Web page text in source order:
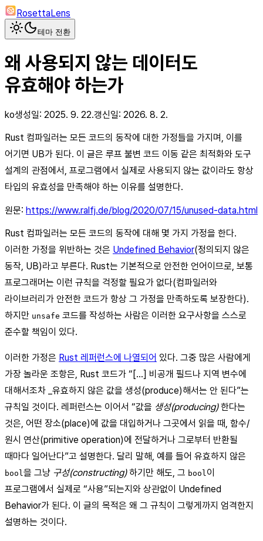
RosettaLens
테마 전환
왜 사용되지 않는 데이터도
유효해야 하는가
ko생성일: 2025. 9. 22.갱신일: 2026. 8. 2.
Rust 컴파일러는 모든 코드의 동작에 대한 가정들을 가지며, 이를
어기면 UB가 된다. 이 글은 루프 불변 코드 이동 같은 최적화와 도구
설계의 관점에서, 프로그램에서 실제로 사용되지 않는 값이라도 항상
타입의 유효성을 만족해야 하는 이유를 설명한다.
원문: https://www.ralfj.de/blog/2020/07/15/unused-data.html
Rust 컴파일러는 모든 코드의 동작에 대해 몇 가지 가정을 한다.
이러한 가정을 위반하는 것은 Undefined Behavior(정의되지 않은
동작, UB)라고 부른다. Rust는 기본적으로 안전한 언어이므로, 보통
프로그래머는 이런 규칙을 걱정할 필요가 없다(컴파일러와
라이브러리가 안전한 코드가 항상 그 가정을 만족하도록 보장한다).
하지만 unsafe 코드를 작성하는 사람은 이러한 요구사항을 스스로
준수할 책임이 있다.
이러한 가정은 Rust 레퍼런스에 나열되어 있다. 그중 많은 사람에게
가장 놀라운 조항은, Rust 코드가 “[…] 비공개 필드나 지역 변수에
대해서조차 _유효하지 않은 값을 생성(produce)해서는 안 된다”는
규칙일 것이다. 레퍼런스는 이어서 “값을 생성(producing)한다는
것은, 어떤 장소(place)에 값을 대입하거나 그곳에서 읽을 때, 함수/
원시 연산(primitive operation)에 전달하거나 그로부터 반환될
때마다 일어난다”고 설명한다. 달리 말해, 예를 들어 유효하지 않은
bool 을 그냥 구성(constructing)하기만 해도, 그 bool 이
프로그램에서 실제로 “사용”되는지와 상관없이 Undefined
Behavior가 된다. 이 글의 목적은 왜 그 규칙이 그렇게까지 엄격한지
설명하는 것이다.